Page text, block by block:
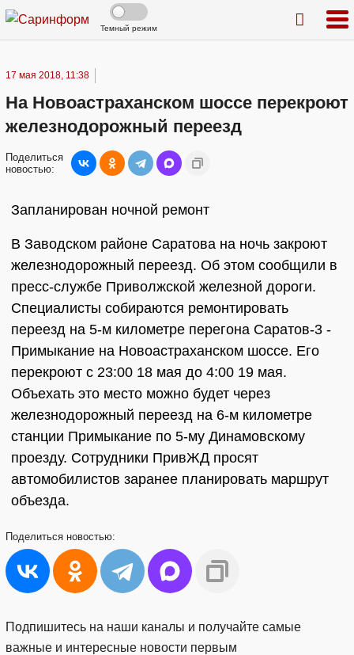
Темный режим
17 мая 2018, 11:38
На Новоастраханском шоссе перекроют
железнодорожный переезд
Поделиться
новостью:
Запланирован ночной ремонт
В Заводском районе Саратова на ночь закроют
железнодорожный переезд. Об этом сообщили в
пресс-службе Приволжской железной дороги.
Специалисты собираются ремонтировать
переезд на 5-м километре перегона Саратов-3 -
Примыкание на Новоастраханском шоссе. Его
перекроют с 23:00 18 мая до 4:00 19 мая.
Объехать это место можно будет через
железнодорожный переезд на 6-м километре
станции Примыкание по 5-му Динамовскому
проезду. Сотрудники ПривЖД просят
автомобилистов заранее планировать маршрут
объезда.
Поделиться новостью:
Подпишитесь на наши каналы и получайте самые
важные и интересные новости первым